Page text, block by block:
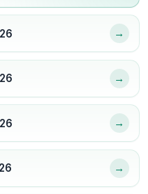
→
→
→
→